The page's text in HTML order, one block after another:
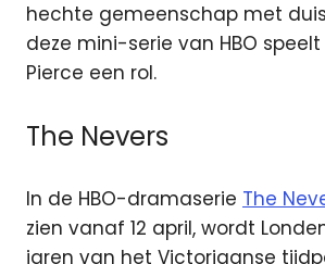
hechte gemeenschap met
deze mini-serie van HBO
Pierce een rol.
The Nevers
In de HBO-dramaserie The
zien vanaf 12 april, wordt
jaren van het Victoriaanse